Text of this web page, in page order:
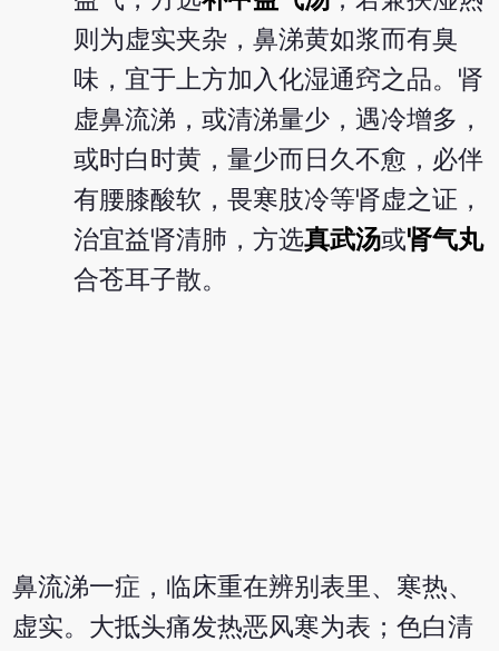
则为虚实夹杂，鼻涕黄如浆而有臭
味，宜于上方加入化湿通窍之品。肾
虚鼻流涕，或清涕量少，遇冷增多，
或时白时黄，量少而日久不愈，必伴
有腰膝酸软，畏寒肢冷等肾虚之证，
治宜益肾清肺，方选真武汤或肾气丸
合苍耳子散。
鼻流涕一症，临床重在辨别表里、寒热、
虚实。大抵头痛发热恶风寒为表；色白清